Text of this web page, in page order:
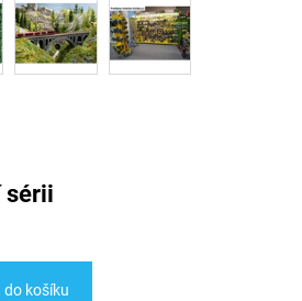
sérii
do košíku